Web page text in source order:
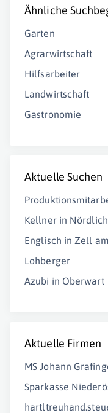
Ähnliche
Garten
Agrarwirtschaft
Hilfsarbeiter
Landwirtschaft
Gastronomie
Aktuelle Suchen
Kellner in
Englisch in Zell
Lohberger
Azubi in Oberwart
Aktuelle Firmen
MS Johann
Sparkasse